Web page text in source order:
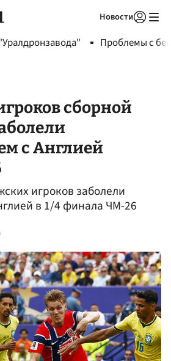
Новости
Проблемы с
сборной
с Англией
игроков заболели
в 1/4 финала ЧМ-26